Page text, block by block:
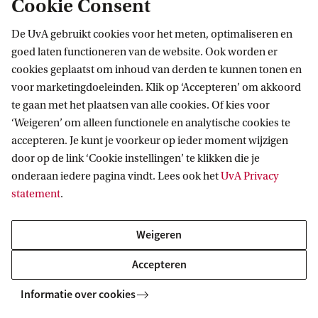
Informatie voor
Bachelorstudiekiezers
Masterstudiekiezers
Journalisten
Schooldecanen en vakdocenten
Direct naar
Vacatures
Doneren
Contact
UvA op social media
Cookie Consent
De UvA gebruikt cookies voor het meten, optimaliseren en
goed laten functioneren van de website. Ook worden er
cookies geplaatst om inhoud van derden te kunnen tonen en
voor marketingdoeleinden. Klik op ‘Accepteren’ om akkoord
te gaan met het plaatsen van alle cookies. Of kies voor
‘Weigeren’ om alleen functionele en analytische cookies te
accepteren. Je kunt je voorkeur op ieder moment wijzigen
door op de link ‘Cookie instellingen’ te klikken die je
onderaan iedere pagina vindt. Lees ook hetUvA Privacy
statement.
Weigeren
Accepteren
Informatie over cookies